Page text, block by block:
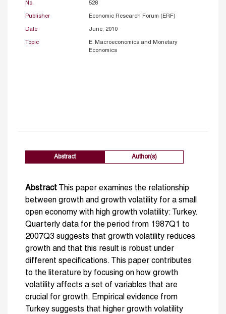
No. 528
Publisher Economic Research Forum (ERF)
Date June, 2010
Topic
E. Macroeconomics and Monetary
Economics
Abstract Author(s)
Abstract This paper examines the relationship
between growth and growth volatility for a small
open economy with high growth volatility: Turkey.
Quarterly data for the period from 1987Q1 to
2007Q3 suggests that growth volatility reduces
growth and that this result is robust under
different specifications. This paper contributes
to the literature by focusing on how growth
volatility affects a set of variables that are
crucial for growth. Empirical evidence from
Turkey suggests that higher growth volatility